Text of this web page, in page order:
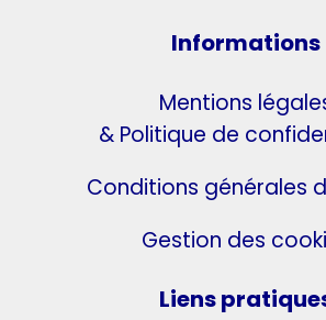
Informations
Mentions
& Politique de
Conditions générales
Gestion des
Liens